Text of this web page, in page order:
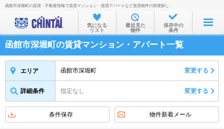
お部屋を探す
沿線・駅から
住所から
物件特集から
不動産会社から
函館市深堀町の賃貸・不動産情報で賃貸マンション・賃貸アパートなど賃貸物件の部屋探し
気になる
リスト
最近見た
物件
保存中の
条件
函館市深堀町の賃貸マンション・アパート一覧
エリア 函館市深堀町 変更する
詳細条件 指定なし 変更する
条件保存 物件新着メール